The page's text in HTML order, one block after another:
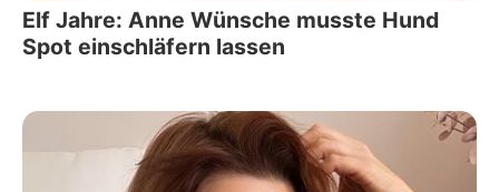
Elf Jahre: Anne Wünsche musste Hund
Spot einschläfern lassen